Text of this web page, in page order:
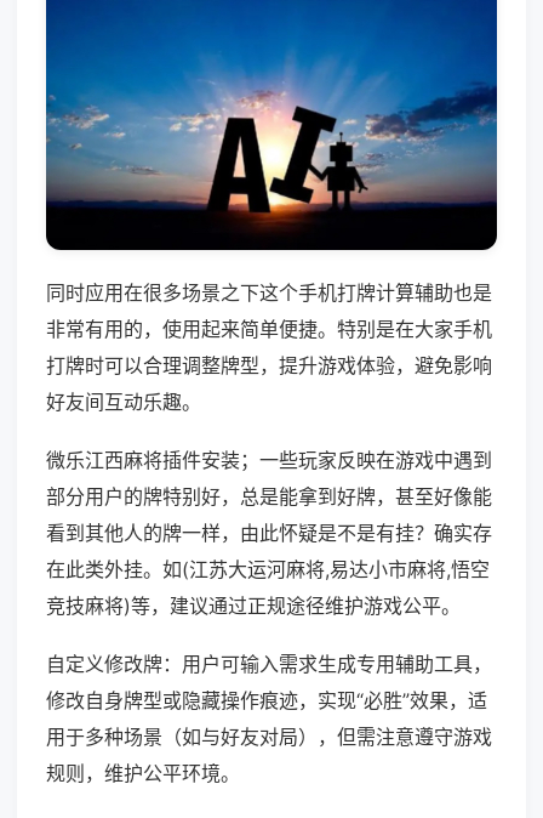
同时应用在很多场景之下这个手机打牌计算辅助也是
非常有用的，使用起来简单便捷。特别是在大家手机
打牌时可以合理调整牌型，提升游戏体验，避免影响
好友间互动乐趣。
微乐江西麻将插件安装；一些玩家反映在游戏中遇到
部分用户的牌特别好，总是能拿到好牌，甚至好像能
看到其他人的牌一样，由此怀疑是不是有挂？确实存
在此类外挂。如(江苏大运河麻将,易达小市麻将,悟空
竞技麻将)等，建议通过正规途径维护游戏公平。
自定义修改牌：用户可输入需求生成专用辅助工具，
修改自身牌型或隐藏操作痕迹，实现“必胜”效果，适
用于多种场景（如与好友对局），但需注意遵守游戏
规则，维护公平环境。